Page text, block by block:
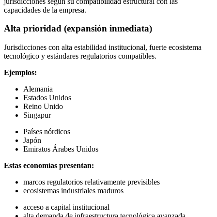
capacidades de la empresa.
Alta prioridad (expansión inmediata)
Jurisdicciones con alta estabilidad institucional, fuerte ecosistema
tecnológico y estándares regulatorios compatibles.
Ejemplos:
Alemania
Estados Unidos
Reino Unido
Singapur
Países nórdicos
Japón
Emiratos Árabes Unidos
Estas economías presentan:
marcos regulatorios relativamente previsibles
ecosistemas industriales maduros
acceso a capital institucional